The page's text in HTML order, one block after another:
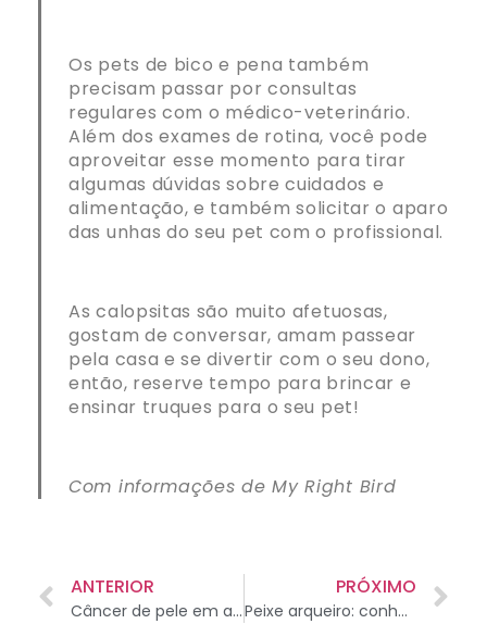
Os pets de bico e pena também
precisam passar por consultas
regulares com o médico-veterinário.
Além dos exames de rotina, você pode
aproveitar esse momento para tirar
algumas dúvidas sobre cuidados e
alimentação, e também solicitar o aparo
das unhas do seu pet com o profissional.
As calopsitas são muito afetuosas,
gostam de conversar, amam passear
pela casa e se divertir com o seu dono,
então, reserve tempo para brincar e
ensinar truques para o seu pet!
Com informações de My Right Bird
ANTERIOR
Câncer de pele em animais de pelagem clara
PRÓXIMO
Peixe arqueiro: conheça mais sobre ele